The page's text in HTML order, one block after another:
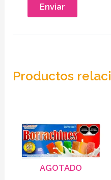
Productos
AGOTADO